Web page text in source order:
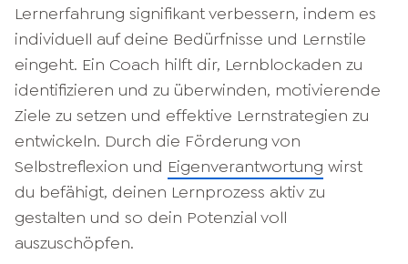
Lernerfahrung signifikant verbessern, indem es
individuell auf deine Bedürfnisse und Lernstile
eingeht. Ein Coach hilft dir, Lernblockaden zu
identifizieren und zu überwinden, motivierende
Ziele zu setzen und effektive Lernstrategien zu
entwickeln. Durch die Förderung von
Selbstreflexion und Eigenverantwortung wirst
du befähigt, deinen Lernprozess aktiv zu
gestalten und so dein Potenzial voll
auszuschöpfen.